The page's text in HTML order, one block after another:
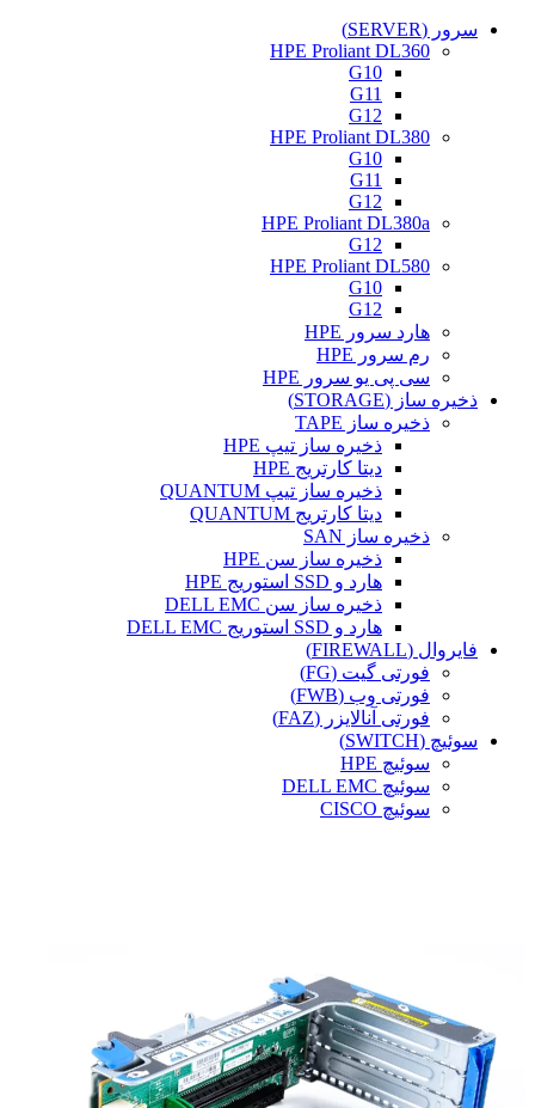
سرور (SERVER)
HPE Proliant DL360
G10
G11
G12
HPE Proliant DL380
G10
G11
G12
HPE Proliant DL380a
G12
HPE Proliant DL580
G10
G12
هارد سرور HPE
رم سرور HPE
سی پی یو سرور HPE
ذخیره ساز (STORAGE)
ذخیره ساز TAPE
ذخیره ساز تیپ HPE
دیتا کارتریج HPE
ذخیره ساز تیپ QUANTUM
دیتا کارتریج QUANTUM
ذخیره ساز SAN
ذخیره ساز سن HPE
هارد و SSD استوریج HPE
ذخیره ساز سن DELL EMC
هارد و SSD استوریج DELL EMC
فایروال (FIREWALL)
فورتی گیت (FG)
فورتی وب (FWB)
فورتی آنالایزر (FAZ)
سوئیچ (SWITCH)
سوئیچ HPE
سوئیچ DELL EMC
سوئیچ CISCO